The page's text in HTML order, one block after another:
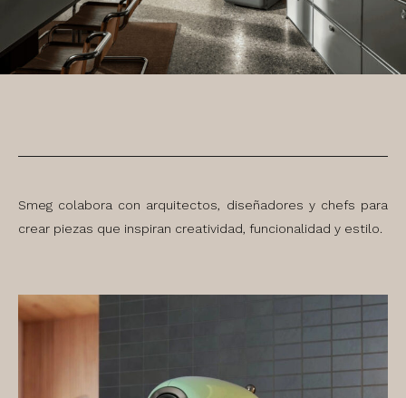
Smeg colabora con arquitectos, diseñadores y chefs para
crear piezas que inspiran creatividad, funcionalidad y estilo.